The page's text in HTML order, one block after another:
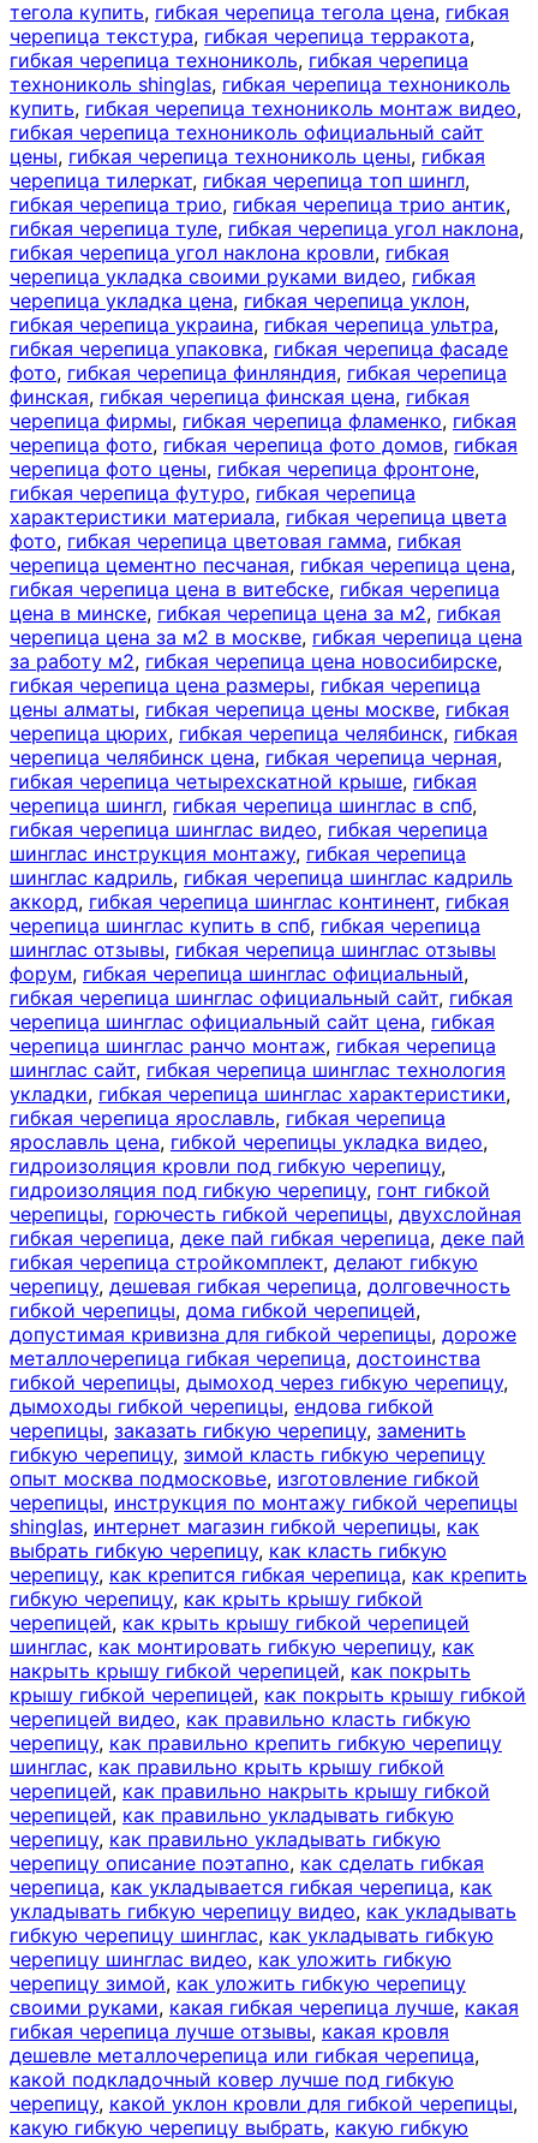
тегола купить, гибкая черепица тегола цена, гибкая
черепица текстура, гибкая черепица терракота,
гибкая черепица технониколь, гибкая черепица
технониколь shinglas, гибкая черепица технониколь
купить, гибкая черепица технониколь монтаж видео,
гибкая черепица технониколь официальный сайт
цены, гибкая черепица технониколь цены, гибкая
черепица тилеркат, гибкая черепица топ шингл,
гибкая черепица трио, гибкая черепица трио антик,
гибкая черепица туле, гибкая черепица угол наклона,
гибкая черепица угол наклона кровли, гибкая
черепица укладка своими руками видео, гибкая
черепица укладка цена, гибкая черепица уклон,
гибкая черепица украина, гибкая черепица ультра,
гибкая черепица упаковка, гибкая черепица фасаде
фото, гибкая черепица финляндия, гибкая черепица
финская, гибкая черепица финская цена, гибкая
черепица фирмы, гибкая черепица фламенко, гибкая
черепица фото, гибкая черепица фото домов, гибкая
черепица фото цены, гибкая черепица фронтоне,
гибкая черепица футуро, гибкая черепица
характеристики материала, гибкая черепица цвета
фото, гибкая черепица цветовая гамма, гибкая
черепица цементно песчаная, гибкая черепица цена,
гибкая черепица цена в витебске, гибкая черепица
цена в минске, гибкая черепица цена за м2, гибкая
черепица цена за м2 в москве, гибкая черепица цена
за работу м2, гибкая черепица цена новосибирске,
гибкая черепица цена размеры, гибкая черепица
цены алматы, гибкая черепица цены москве, гибкая
черепица цюрих, гибкая черепица челябинск, гибкая
черепица челябинск цена, гибкая черепица черная,
гибкая черепица четырехскатной крыше, гибкая
черепица шингл, гибкая черепица шинглас в спб,
гибкая черепица шинглас видео, гибкая черепица
шинглас инструкция монтажу, гибкая черепица
шинглас кадриль, гибкая черепица шинглас кадриль
аккорд, гибкая черепица шинглас континент, гибкая
черепица шинглас купить в спб, гибкая черепица
шинглас отзывы, гибкая черепица шинглас отзывы
форум, гибкая черепица шинглас официальный,
гибкая черепица шинглас официальный сайт, гибкая
черепица шинглас официальный сайт цена, гибкая
черепица шинглас ранчо монтаж, гибкая черепица
шинглас сайт, гибкая черепица шинглас технология
укладки, гибкая черепица шинглас характеристики,
гибкая черепица ярославль, гибкая черепица
ярославль цена, гибкой черепицы укладка видео,
гидроизоляция кровли под гибкую черепицу,
гидроизоляция под гибкую черепицу, гонт гибкой
черепицы, горючесть гибкой черепицы, двухслойная
гибкая черепица, деке пай гибкая черепица, деке пай
гибкая черепица стройкомплект, делают гибкую
черепицу, дешевая гибкая черепица, долговечность
гибкой черепицы, дома гибкой черепицей,
допустимая кривизна для гибкой черепицы, дороже
металлочерепица гибкая черепица, достоинства
гибкой черепицы, дымоход через гибкую черепицу,
дымоходы гибкой черепицы, ендова гибкой
черепицы, заказать гибкую черепицу, заменить
гибкую черепицу, зимой класть гибкую черепицу
опыт москва подмосковье, изготовление гибкой
черепицы, инструкция по монтажу гибкой черепицы
shinglas, интернет магазин гибкой черепицы, как
выбрать гибкую черепицу, как класть гибкую
черепицу, как крепится гибкая черепица, как крепить
гибкую черепицу, как крыть крышу гибкой
черепицей, как крыть крышу гибкой черепицей
шинглас, как монтировать гибкую черепицу, как
накрыть крышу гибкой черепицей, как покрыть
крышу гибкой черепицей, как покрыть крышу гибкой
черепицей видео, как правильно класть гибкую
черепицу, как правильно крепить гибкую черепицу
шинглас, как правильно крыть крышу гибкой
черепицей, как правильно накрыть крышу гибкой
черепицей, как правильно укладывать гибкую
черепицу, как правильно укладывать гибкую
черепицу описание поэтапно, как сделать гибкая
черепица, как укладывается гибкая черепица, как
укладывать гибкую черепицу видео, как укладывать
гибкую черепицу шинглас, как укладывать гибкую
черепицу шинглас видео, как уложить гибкую
черепицу зимой, как уложить гибкую черепицу
своими руками, какая гибкая черепица лучше, какая
гибкая черепица лучше отзывы, какая кровля
дешевле металлочерепица или гибкая черепица,
какой подкладочный ковер лучше под гибкую
черепицу, какой уклон кровли для гибкой черепицы,
какую гибкую черепицу выбрать, какую гибкую